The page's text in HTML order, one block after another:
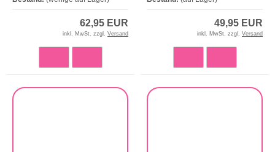
62,95 EUR
inkl. MwSt. zzgl. Versand
49,95 EUR
inkl. MwSt. zzgl. Versand